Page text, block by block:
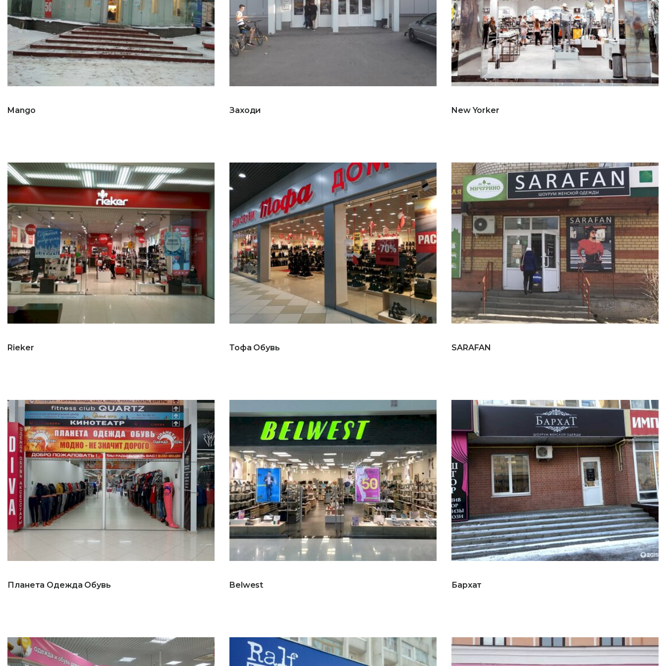
Mango Заходи New Yorker
Rieker Тофа Обувь SARAFAN
Планета Одежда Обувь Belwest Бархат